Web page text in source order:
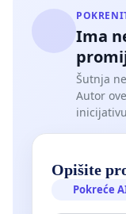
Ima
Šutnja
Autor
Opišite
Pokreće